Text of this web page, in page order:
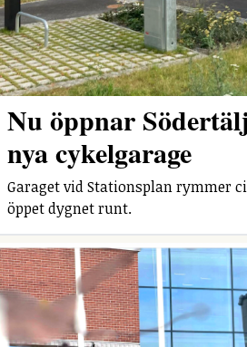
Nu öppnar
nya cykelgarage
Garaget vid Stationsplan rymmer
öppet dygnet runt.